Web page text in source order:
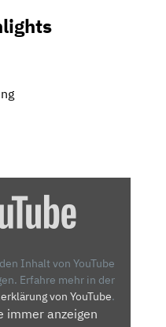
Inhalt von YouTube
Erfahre mehr in der
von YouTube.
immer anzeigen